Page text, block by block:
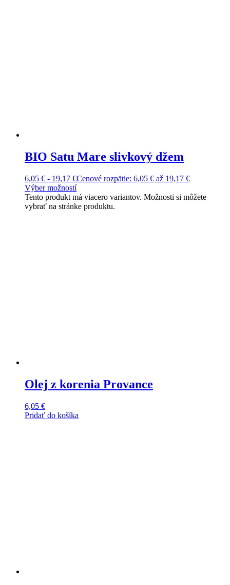
BIO Satu Mare slivkový džem
6,05 € - 19,17 €Cenové rozpätie: 6,05 € až 19,17 €
Výber možností
Tento produkt má viacero variantov. Možnosti si môžete
vybrať na stránke produktu.
Olej z korenia Provance
6,05 €
Pridať do košíka